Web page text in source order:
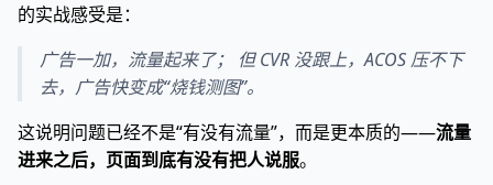
的实战感受是：
广告一加，流量起来了； 但 CVR 没跟上，ACOS 压不下
去，广告快变成“烧钱测图”。
这说明问题已经不是“有没有流量”，而是更本质的——流量
进来之后，页面到底有没有把人说服。